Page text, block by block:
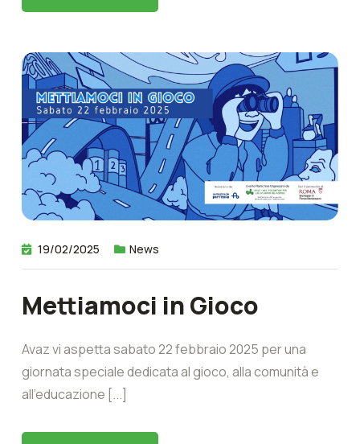
19/02/2025 News
Mettiamoci in Gioco
Avaz vi aspetta sabato 22 febbraio 2025 per una
giornata speciale dedicata al gioco, alla comunità e
all’educazione [...]